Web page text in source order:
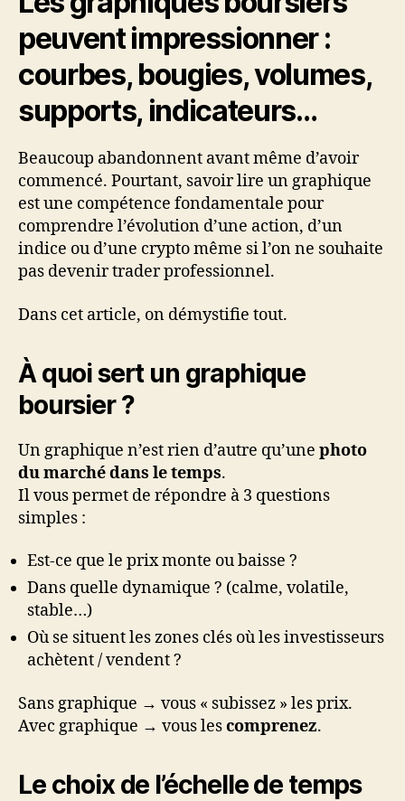
peuvent impressionner :
courbes, bougies, volumes,
supports, indicateurs…
Beaucoup abandonnent avant même d’avoir
commencé. Pourtant, savoir lire un graphique
est une compétence fondamentale pour
comprendre l’évolution d’une action, d’un
indice ou d’une crypto même si l’on ne souhaite
pas devenir trader professionnel.
Dans cet article, on démystifie tout.
À quoi sert un graphique
boursier ?
Un graphique n’est rien d’autre qu’une photo
du marché dans le temps.
Il vous permet de répondre à 3 questions
simples :
Est-ce que le prix monte ou baisse ?
Dans quelle dynamique ? (calme, volatile,
stable…)
Où se situent les zones clés où les investisseurs
achètent / vendent ?
Sans graphique → vous « subissez » les prix.
Avec graphique → vous lescomprenez.
Le choix de l’échelle de temps